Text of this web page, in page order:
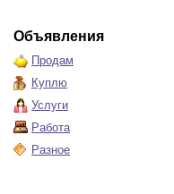
Объявления
Продам
Куплю
Услуги
Работа
Разное